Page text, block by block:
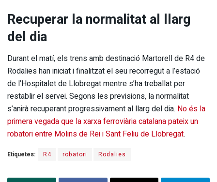
Recuperar la normalitat al llarg
del dia
Durant el matí, els trens amb destinació Martorell de R4 de
Rodalies han iniciat i finalitzat el seu recorregut a l’estació
de l’Hospitalet de Llobregat mentre s’ha treballat per
restablir el servei. Segons les previsions, la normalitat
s’anirà recuperant progressivament al llarg del dia. No és la
primera vegada que la xarxa ferroviària catalana pateix un
robatori entre Molins de Rei i Sant Feliu de Llobregat.
Etiquetes: R4 robatori Rodalies